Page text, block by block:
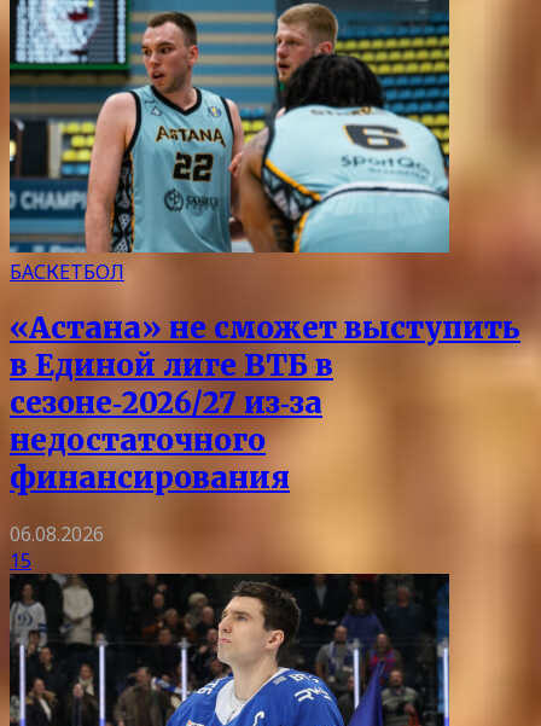
БАСКЕТБОЛ
«Астана» не сможет выступить
в Единой лиге ВТБ в
сезоне‑2026/27 из‑за
недостаточного
финансирования
06.08.2026
15